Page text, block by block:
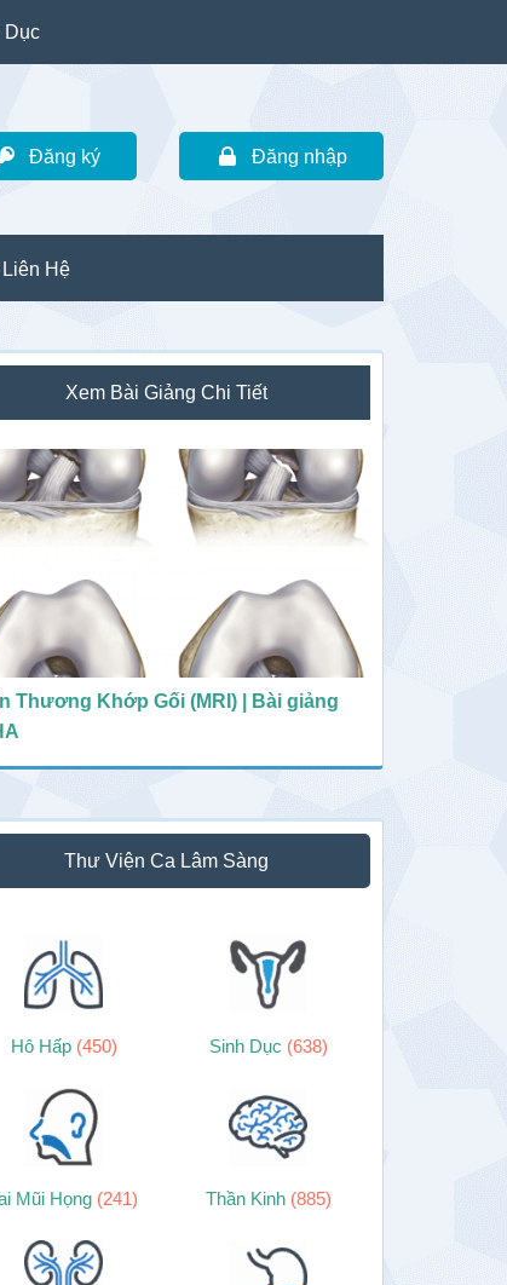
Dục
Đăng ký Đăng nhập
Liên Hệ
Xem Bài Giảng Chi Tiết
Thương Khớp Gối (MRI) | Bài giảng
Thư Viện Ca Lâm Sàng
Hô Hấp (450) Sinh Dục (638)
Mũi Họng (241) Thần Kinh (885)